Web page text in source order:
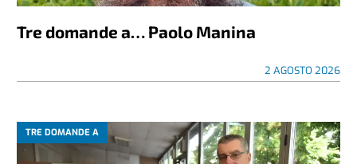
Tre domande a… Paolo Manina
2 AGOSTO 2026
TRE DOMANDE A